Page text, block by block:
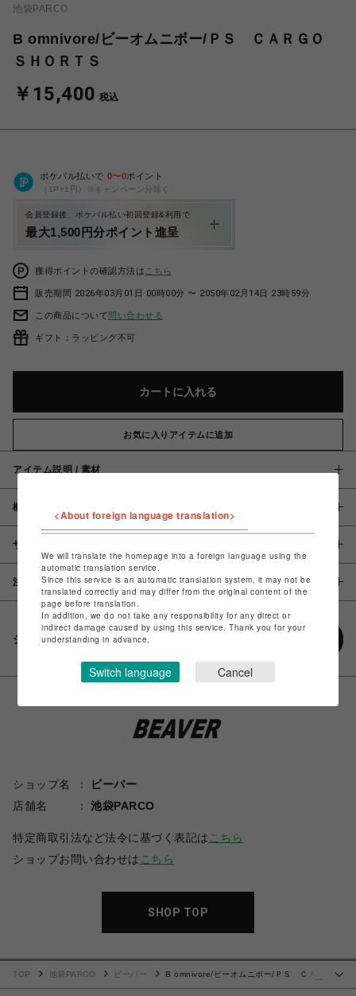
池袋PARCO
B omnivore/ビーオムニボー/ＰＳ ＣＡＲＧＯ
ＳＨＯＲＴＳ
￥15,400 税込
ポケパル払いで 0〜0ポイント
（1P=1円）※キャンペーン分除く
会員登録後、ポケパル払い初回登録&利用で
最大1,500円分ポイント進呈
獲得ポイントの確認方法は こちら
販売期間 2026年03月01日 00時00分 〜 2050年02月14日 23時59分
この商品について問い合わせる
ギフト：ラッピング不可
カートに入れる
お気に入りアイテムに追加
アイテム説明 / 素材
概要
サイズ
注意事項
シェアする
ショップ名
ビーバー
店舗名
池袋PARCO
特定商取引法など法令に基づく表記は こちら
ショップお問い合わせは こちら
SHOP TOP
TOP 池袋PARCO ビーバー
B omnivore/ビーオムニボー/ＰＳ ＣＡ
<About foreign language translation>
We will translate the homepage into a foreign language using the
automatic translation service.
Since this service is an automatic translation system, it may not be
translated correctly and may differ from the original content of the
page before translation.
In addition, we do not take any responsibility for any direct or
indirect damage caused by using this service. Thank you for your
understanding in advance.
Switch language Cancel